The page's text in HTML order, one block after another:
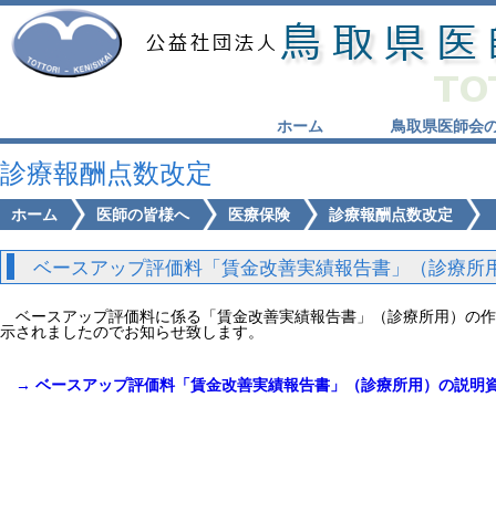
ホーム 鳥取県医師会
診療報酬点数改定
ホーム 医師の皆様へ 医療保険 診療報酬点数改定
ベースアップ評価料「賃金改善実績報告書」（診療所
ベースアップ評価料に係る「賃金改善実績報告書」（診療所用）の
示されましたのでお知らせ致します。
→ ベースアップ評価料「賃金改善実績報告書」（診療所用）の説明